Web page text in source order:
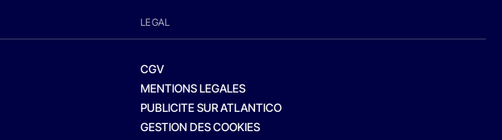
LEGAL
CGV
MENTIONS LEGALES
PUBLICITE SUR ATLANTICO
GESTION DES COOKIES